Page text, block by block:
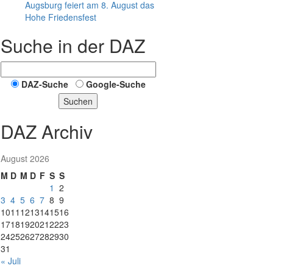
Augsburg feiert am 8. August das
Hohe Friedensfest
Suche in der DAZ
DAZ-Suche
Google-Suche
Suchen
DAZ Archiv
August 2026
M D M D F S S
1 2
3 4 5 6 7 8 9
1011 1213141516
17181920212223
24252627282930
31
« Juli